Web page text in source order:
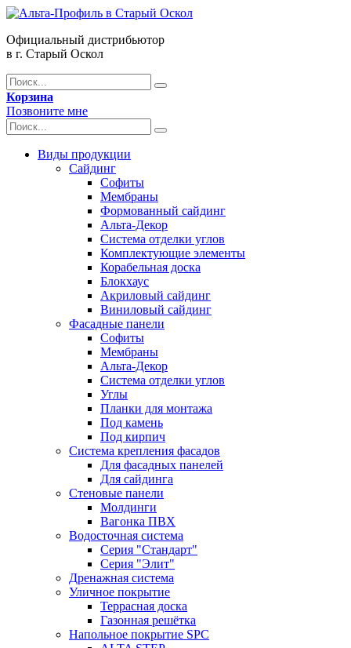
Официальный дистрибьютор
в г. Старый Оскол
Корзина
Позвоните мне
Виды продукции
Сайдинг
Софиты
Мембраны
Формованный сайдинг
Альта-Декор
Система отделки углов
Комплектующие элементы
Корабельная доска
Блокхаус
Акриловый сайдинг
Виниловый сайдинг
Фасадные панели
Софиты
Мембраны
Альта-Декор
Система отделки углов
Углы
Планки для монтажа
Под камень
Под кирпич
Система крепления фасадов
Для фасадных панелей
Для сайдинга
Стеновые панели
Молдинги
Вагонка ПВХ
Водосточная система
Серия "Стандарт"
Серия "Элит"
Дренажная система
Уличное покрытие
Террасная доска
Газонная решётка
Напольное покрытие SPC